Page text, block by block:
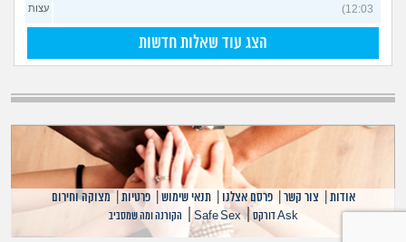
12:03)
עצות
הצג עוד שאלות חדשות
אודות צור קשר |פרסם אצלנו |תנאי שימוש |פרטיות |מצוקה וחירום
Ask דורקס |
Safe Sex
| הקורנה ומה שמסביב